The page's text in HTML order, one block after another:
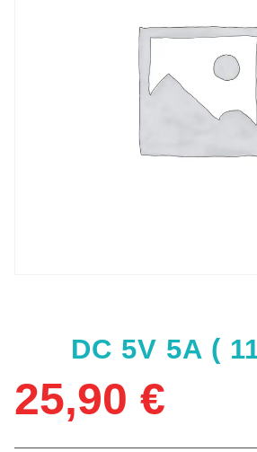
DC 5V 5A (
25,90 €